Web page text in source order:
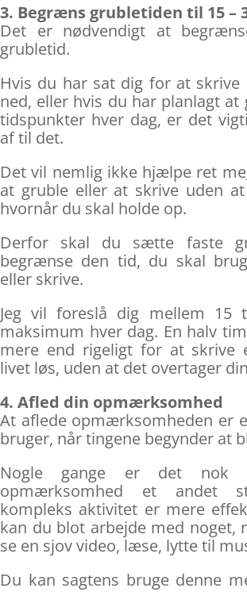
3. Begræns grubletiden til 15 –
Det er nødvendigt at
grubletid.
Hvis du har sat dig for at skrive
ned, eller hvis du har planlagt at
tidspunkter hver dag, er det
af til det.
Det vil nemlig ikke hjælpe ret
at gruble eller at skrive uden
hvornår du skal holde op.
Derfor skal du sætte faste
begrænse den tid, du skal
eller skrive.
Jeg vil foreslå dig mellem 15
maksimum hver dag. En halv
mere end rigeligt for at skrive
livet løs, uden at det overtager
4. Afled din opmærksomhed
At aflede opmærksomheden er
bruger, når tingene begynder at
Nogle gange er det nok
opmærksomhed et andet
kompleks aktivitet er mere
kan du blot arbejde med noget,
se en sjov video, læse, lytte til
Du kan sagtens bruge denne